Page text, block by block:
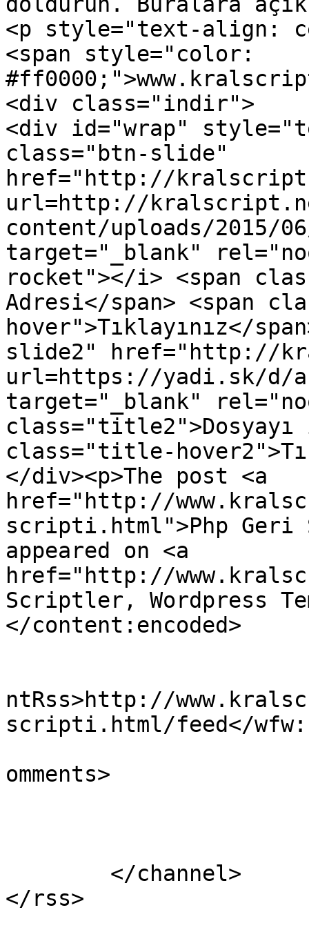
<p style="text-align:
<span style="color:
<div class="indir">
<div id="wrap"
class="btn-slide"
href="http://
url=http://
content/uploads/2015/
target="_blank"
rocket"></i> <span
Adresi</span> <span
hover">Tıklayınız</
slide2" href="http://
url=https://yadi.sk/d/
target="_blank"
class="title2">Dosyayı
class="title-
</div><p>The post <a
href="http://
scripti.html">Php
appeared on <a
href="http://
Scriptler, Wordpress
</content:encoded>
ntRss>http://
scripti.html/feed</
omments>